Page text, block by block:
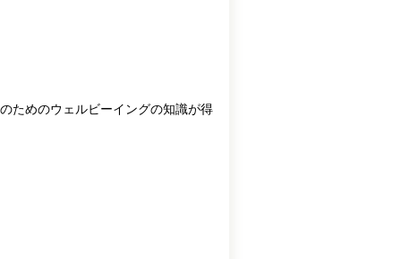
ためのウェルビーイングの知識が得